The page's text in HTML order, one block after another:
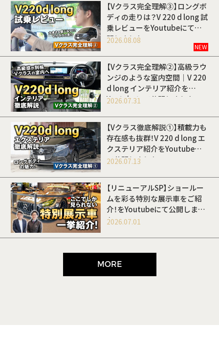
【Vクラス完全理解③】ロングボ
ディの走りは？V 220 d long 試
乗レビューをYoutubeにて公
開しました
2026.08.08
NEW
【Vクラス完全理解②】高級ラウ
ンジのような室内空間｜V 220
d long インテリア紹介を
Youtubeにて公開しました
2026.07.31
【Vクラス徹底解説①】積載力も
存在感も抜群！V 220 d long エ
クステリア紹介をYoutubeに
て公開しました
2026.07.13
【リニューアルSP】ショールー
ムを彩る特別な展示車をご紹
介！をYoutubeにて公開しまし
た
2026.07.01
MORE